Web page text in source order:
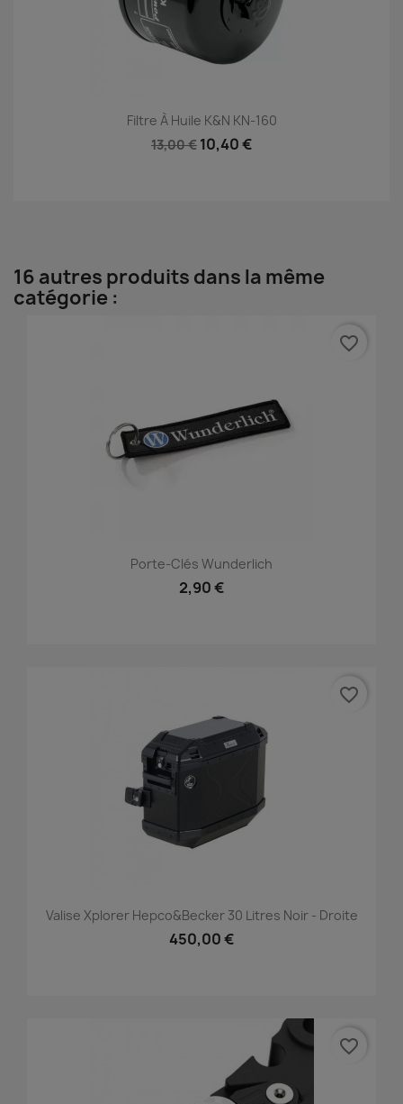
Filtre À Huile K&N KN-160
13,00 € 10,40 €
16 autres produits dans la même
catégorie :
Porte-Clés Wunderlich
2,90 €
favorite_border
Valise Xplorer Hepco&Becker 30 Litres Noir - Droite
450,00 €
favorite_border
favorite_border